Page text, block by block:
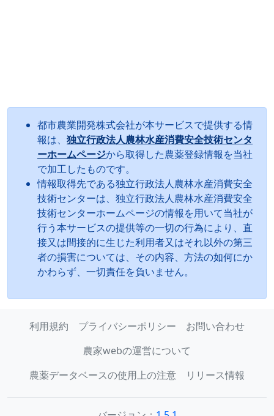
都市農業開発株式会社が本サービスで提供する情
報は、 独立行政法人農林水産消費安全技術センタ
ーホームページから取得した農薬登録情報を当社
で加工したものです。
情報取得先である独立行政法人農林水産消費安全
技術センターは、独立行政法人農林水産消費安全
技術センターホームページの情報を用いて当社が
行う本サービスの提供等の一切の行為により、直
接又は間接的に生じた利用者又はそれ以外の第三
者の損害については、その内容、方法の如何にか
かわらず、一切責任を負いません。
利用規約 プライバシーポリシー
お問い合わせ
農家webの運営について
農薬データベースの使用上の注意
リリース情報